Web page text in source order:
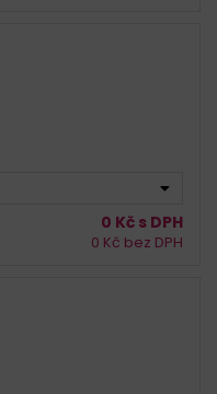
0 Kč s DPH
0 Kč bez DPH